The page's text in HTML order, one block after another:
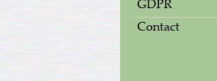
GDPR
Contact